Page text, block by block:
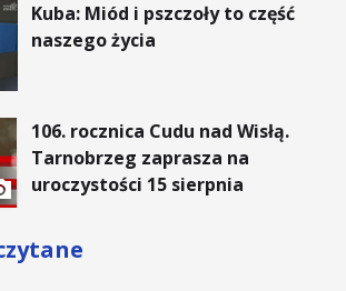
Kuba: Miód i pszczoły to część
naszego życia
106. rocznica Cudu nad Wisłą.
Tarnobrzeg zaprasza na
uroczystości 15 sierpnia